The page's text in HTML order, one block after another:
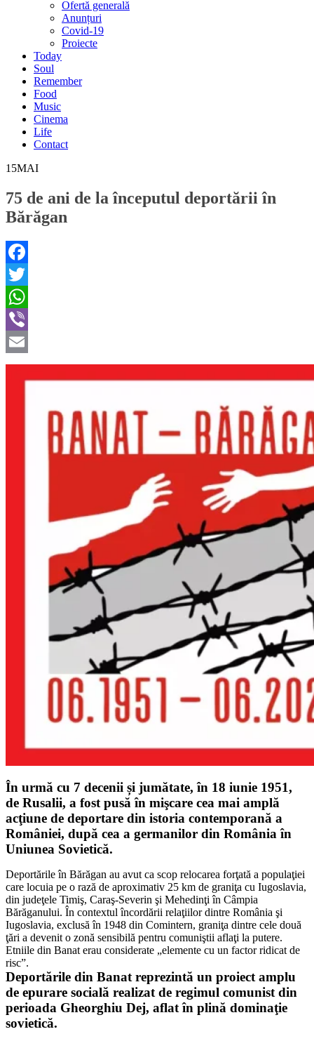
Ofertă generală
Anunțuri
Covid-19
Proiecte
Today
Soul
Remember
Food
Music
Cinema
Life
Contact
15MAI
75 de ani de la începutul deportării în
Bărăgan
Facebook
Twitter
WhatsApp
Viber
Email
În urmă cu 7 decenii și jumătate, în 18 iunie 1951,
de Rusalii, a fost pusă în mişcare cea mai amplă
acţiune de deportare din istoria contemporană a
României, după cea a germanilor din România în
Uniunea Sovietică.
Deportările în Bărăgan au avut ca scop relocarea forţată a populaţiei
care locuia pe o rază de aproximativ 25 km de graniţa cu Iugoslavia,
din judeţele Timiş, Caraş-Severin şi Mehedinţi în Câmpia
Bărăganului. În contextul încordării relaţiilor dintre România şi
Iugoslavia, exclusă în 1948 din Comintern, graniţa dintre cele două
ţări a devenit o zonă sensibilă pentru comuniştii aflaţi la putere.
Etniile din Banat erau considerate „elemente cu un factor ridicat de
risc”.
Deportările din Banat reprezintă un proiect amplu
de epurare socială realizat de regimul comunist din
perioada Gheorghiu Dej, aflat în plină dominaţie
sovietică.